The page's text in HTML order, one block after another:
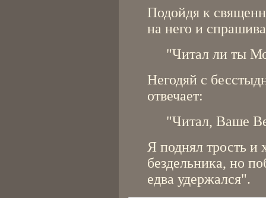
Подойдя к
на него и
"Читал ли ты
Негодяй с
отвечает:
"Читал, Ваше
Я поднял трость и
бездельника, но
едва удержался".